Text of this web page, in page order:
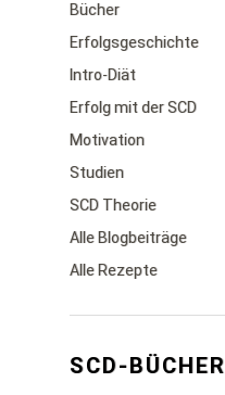
Bücher
Erfolgsgeschichte
Intro-Diät
Erfolg mit der SCD
Motivation
Studien
SCD Theorie
Alle Blogbeiträge
Alle Rezepte
SCD-BÜCHER